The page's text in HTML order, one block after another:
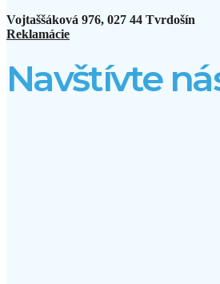
Vojtaššáková 976, 027 44 Tvrdošín
Reklamácie
Navštívte